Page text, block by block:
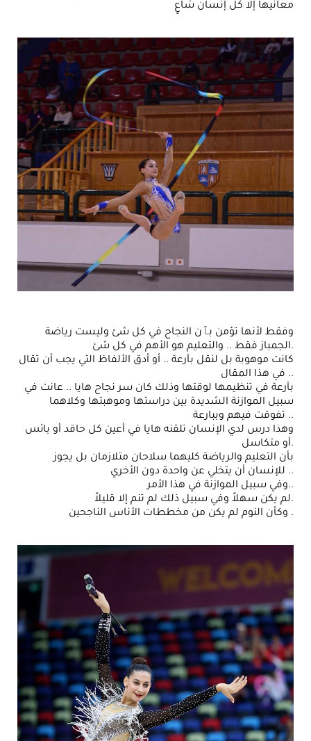
معانيها إلا كل إنسان سَاعٍ
وفقط لأنها تؤمن بٱن النجاح في كل شئ وليست رياضة
الجمباز فقط .. والتعليم هو الأهم في كل شئ.
كانت موهوبة بل لنقل بآرعة .. أو أدق الألفاظ التي يجب أن تقال
في هذا المقال ..
بآرعة في تنظيمها لوقتها وذلك كان سر نجاح هايا .. عانت في
سبيل الموازنة الشديدة بين دراستها وموهبتها وكلاهما
تفوقت فيهم وببارعة ..
وهذا درس لدي الإنسان تلقنه هايا في أعين كل حاقد أو بائس
أو متكاسل.
بأن التعليم والرياضة كليهما سلاحان متلازمان بل يجوز
للإنسان أن يتخلي عن واحدة دون الأخري ..
وفي سبيل الموازنة في هذا الأمر..
لم يكن سهلاً وفي سبيل ذلك لم تنم إلا قليلاً.
وكأن النوم لم يكن من مخططات الأناس الناجحين .